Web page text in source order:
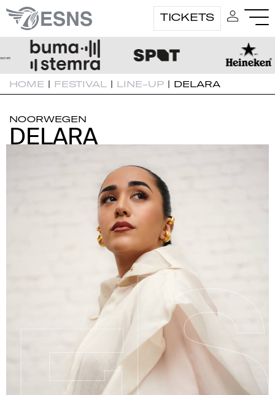
TICKETS
HOME | FESTIVAL | LINE-UP | DELARA
NOORWEGEN
DELARA
DELARA